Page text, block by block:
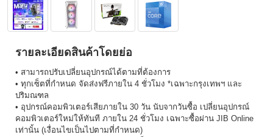
รายละเอียดสินค้าโดยย่อ
• สามารถปรับเปลี่ยนอุปกรณ์ได้ตามที่ต้องการ
• ทุกเซ็ตที่กำหนด จัดส่งฟรีภายใน 4 ชั่วโมง *เฉพาะกรุงเทพฯ และ
ปริมณฑล
• อุปกรณ์คอมพิวเตอร์เสียภายใน 30 วัน นับจากวันซื้อ เปลี่ยนอุปกรณ์
คอมพิวเตอร์ใหม่ให้ทันที ภายใน 24 ชั่วโมง เฉพาะซื้อผ่าน JIB Online
เท่านั้น (เงื่อนไขเป็นไปตามที่กำหนด)